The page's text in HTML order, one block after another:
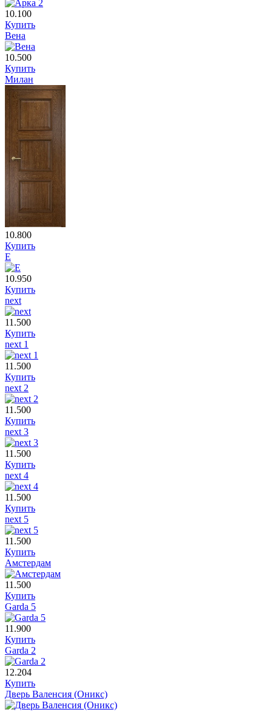
10.100
Купить
Вена
10.500
Купить
Милан
10.800
Купить
E
10.950
Купить
next
11.500
Купить
next 1
11.500
Купить
next 2
11.500
Купить
next 3
11.500
Купить
next 4
11.500
Купить
next 5
11.500
Купить
Амстердам
11.500
Купить
Garda 5
11.900
Купить
Garda 2
12.204
Купить
Дверь Валенсия (Оникс)